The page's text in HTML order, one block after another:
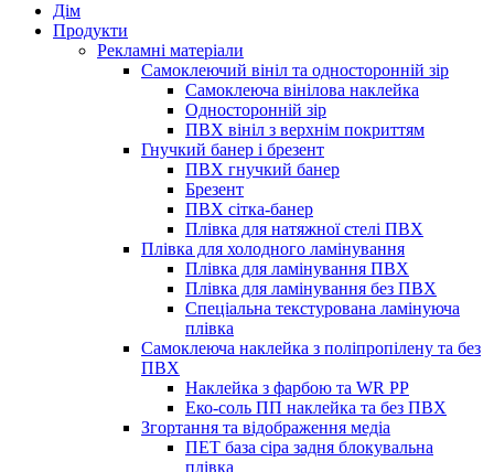
Дім
Продукти
Рекламні матеріали
Самоклеючий вініл та односторонній зір
Самоклеюча вінілова наклейка
Односторонній зір
ПВХ вініл з верхнім покриттям
Гнучкий банер і брезент
ПВХ гнучкий банер
Брезент
ПВХ сітка-банер
Плівка для натяжної стелі ПВХ
Плівка для холодного ламінування
Плівка для ламінування ПВХ
Плівка для ламінування без ПВХ
Спеціальна текстурована ламінуюча
плівка
Самоклеюча наклейка з поліпропілену та без
ПВХ
Наклейка з фарбою та WR PP
Еко-соль ПП наклейка та без ПВХ
Згортання та відображення медіа
ПЕТ база сіра задня блокувальна
плівка